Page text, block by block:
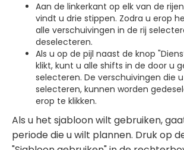
Aan de linkerkant op elk van de
vindt u drie stippen. Zodra u erop
alle verschuivingen in de rij
deselecteren.
Als u op de pijl naast de knop
klikt, kunt u alle shifts in de door u
selecteren. De verschuivingen die
selecteren, kunnen worden
erop te klikken.
Als u het sjabloon wilt gebruiken,
periode die u wilt plannen. Druk op